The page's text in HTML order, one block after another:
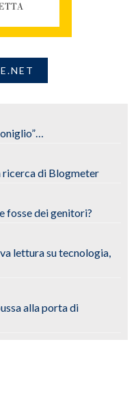
ricerca di Blogmeter
fosse dei genitori?
lettura su tecnologia,
alla porta di